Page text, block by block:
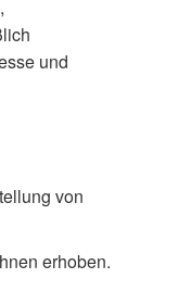
und
von
erhoben.